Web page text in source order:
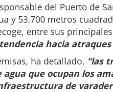
del Puerto de
y 53.700 metros
entre sus
hacia
ha detallado, “las
agua que ocupan los
de